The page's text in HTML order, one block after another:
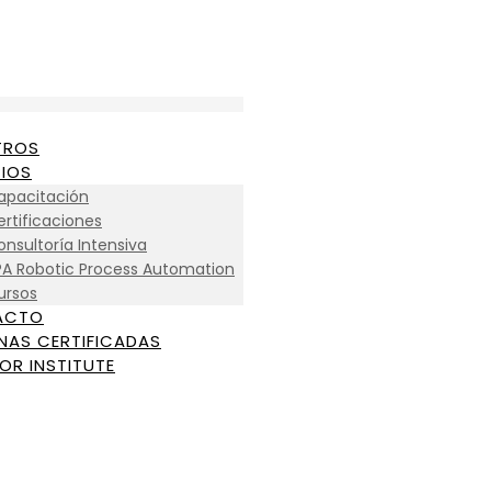
Intensiva
Robotic Process Automation
CERTIFICADAS
INSTITUTE